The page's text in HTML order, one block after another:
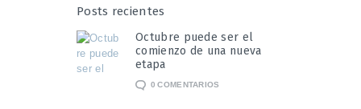
Posts recientes
Octubre puede ser el
comienzo de una nueva
etapa
0 COMENTARIOS